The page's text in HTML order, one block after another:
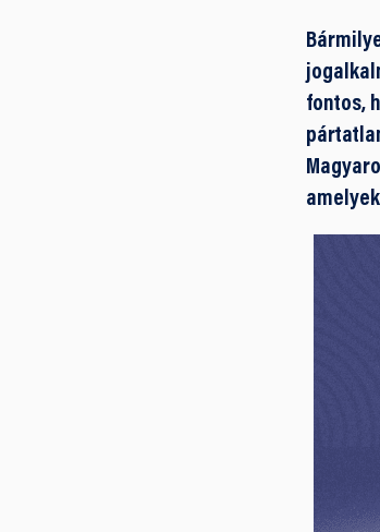
fontos,